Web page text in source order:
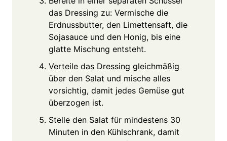
das Dressing zu: Vermische die
Erdnussbutter, den Limettensaft, die
Sojasauce und den Honig, bis eine
glatte Mischung entsteht.
Verteile das Dressing gleichmäßig
über den Salat und mische alles
vorsichtig, damit jedes Gemüse gut
überzogen ist.
Stelle den Salat für mindestens 30
Minuten in den Kühlschrank, damit